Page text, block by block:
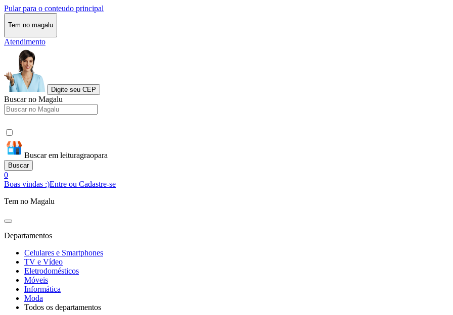
Pular para o conteudo principal
Tem no magalu
Atendimento
Digite seu CEP
Buscar no Magalu
Buscar em leituragraopara
Buscar
0
Boas vindas :)Entre ou Cadastre-se
Tem no Magalu
Departamentos
Celulares e Smartphones
TV e Vídeo
Eletrodomésticos
Móveis
Informática
Moda
Todos os departamentos